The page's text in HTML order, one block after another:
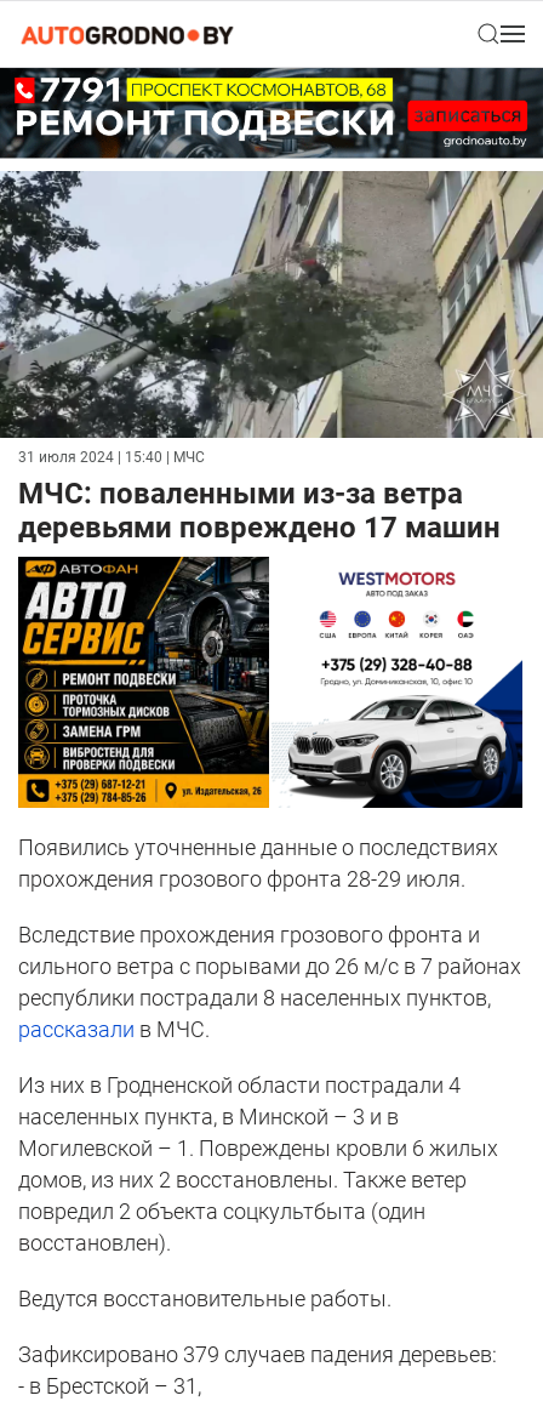
31 июля 2024 | 15:40 | МЧС
МЧС: поваленными из-за ветра
деревьями повреждено 17 машин
Появились уточненные данные о последствиях
прохождения грозового фронта 28-29 июля.
Вследствие прохождения грозового фронта и
сильного ветра с порывами до 26 м/с в 7 районах
республики пострадали 8 населенных пунктов,
рассказали в МЧС.
Из них в Гродненской области пострадали 4
населенных пункта, в Минской – 3 и в
Могилевской – 1. Повреждены кровли 6 жилых
домов, из них 2 восстановлены. Также ветер
повредил 2 объекта соцкультбыта (один
восстановлен).
Ведутся восстановительные работы.
Зафиксировано 379 случаев падения деревьев:
- в Брестской – 31,